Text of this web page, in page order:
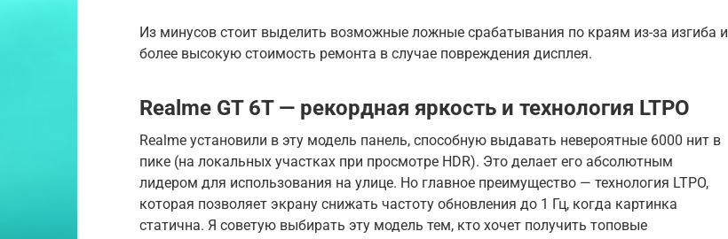
Из минусов стоит выделить возможные ложные срабатывания по краям из-за изгиба и
более высокую стоимость ремонта в случае повреждения дисплея.
Realme GT 6T — рекордная яркость и технология LTPO
Realme установили в эту модель панель, способную выдавать невероятные 6000 нит в
пике (на локальных участках при просмотре HDR). Это делает его абсолютным
лидером для использования на улице. Но главное преимущество — технология LTPO,
которая позволяет экрану снижать частоту обновления до 1 Гц, когда картинка
статична. Я советую выбирать эту модель тем, кто хочет получить топовые